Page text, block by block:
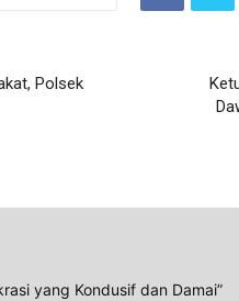
Polsek
yang Kondusif dan Damai”